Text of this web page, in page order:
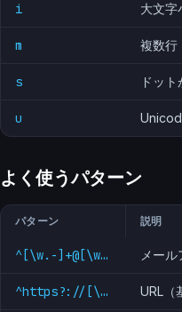
i 大文字
m 複数行
s ドッ
u
よく使うパターン
パターン 説明
^[\w.-]+@[\w.-]+\.\w{2,}$ メール
^https?://[\w.-]+(?:/[\w.-]*)*$ URL（